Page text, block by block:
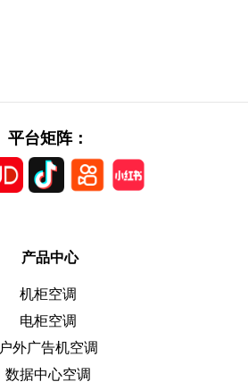
平台矩阵：
产品中心
机柜空调
电柜空调
户外广告机空调
数据中心空调